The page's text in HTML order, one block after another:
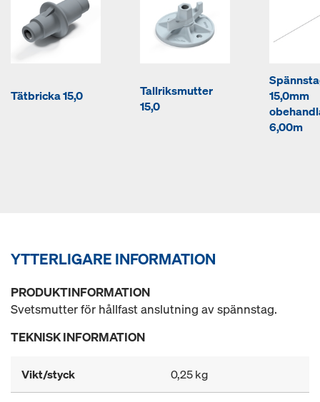
Tätbricka 15,0
Tallriksmutter
15,0
15,0mm
6,00m
YTTERLIGARE INFORMATION
PRODUKTINFORMATION
Svetsmutter för hållfast anslutning av spännstag.
TEKNISK INFORMATION
Vikt/styck 0,25 kg